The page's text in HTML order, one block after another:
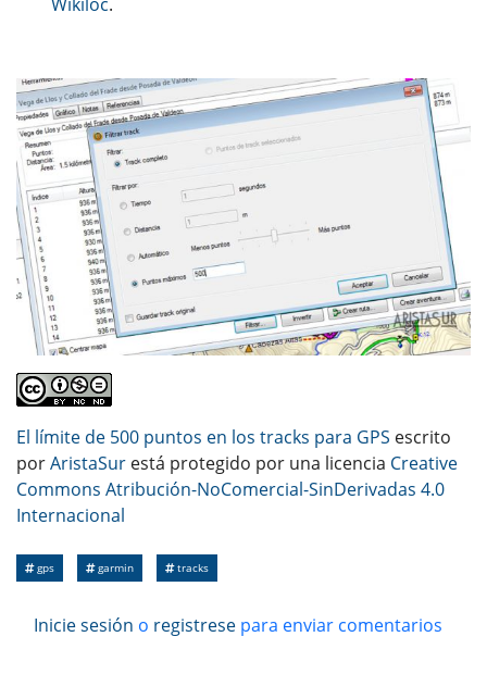
El límite de 500 puntos en los tracks para GPS escrito
porAristaSur está protegido por una licencia Creative
Commons Atribución-NoComercial-SinDerivadas 4.0
Internacional
gps garmin tracks
Inicie sesión o registrese para enviar comentarios